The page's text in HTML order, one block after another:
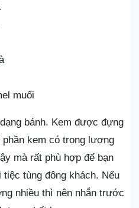
muối
bánh. Kem được đựng
kem có trọng lượng
mà rất phù hợp để bạn
tùng đông khách. Nếu
nhiều thì nên nhắn trước